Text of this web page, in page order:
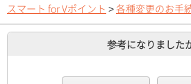
スマート for Vポイント >各種変更のお手
参考になりました